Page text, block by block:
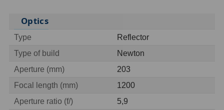
OIII9
Hβ6
SII2
Optics
Type
Reflector
Type of build
Newton
Aperture (mm)
203
Focal length (mm)
1200
Aperture ratio (f/)
5,9